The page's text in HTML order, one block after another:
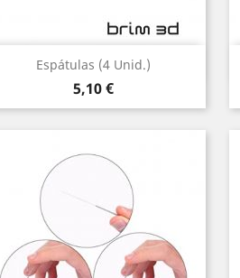
Espátulas (4 Unid.)
Preço
5,10 €
Vista rápida